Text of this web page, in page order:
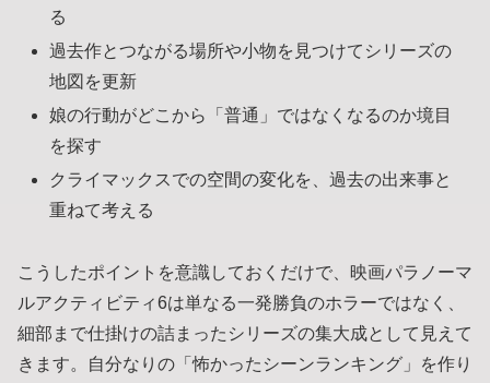
る
過去作とつながる場所や小物を見つけてシリーズの
地図を更新
娘の行動がどこから「普通」ではなくなるのか境目
を探す
クライマックスでの空間の変化を、過去の出来事と
重ねて考える
こうしたポイントを意識しておくだけで、映画パラノーマ
ルアクティビティ6は単なる一発勝負のホラーではなく、
細部まで仕掛けの詰まったシリーズの集大成として見えて
きます。自分なりの「怖かったシーンランキング」を作り